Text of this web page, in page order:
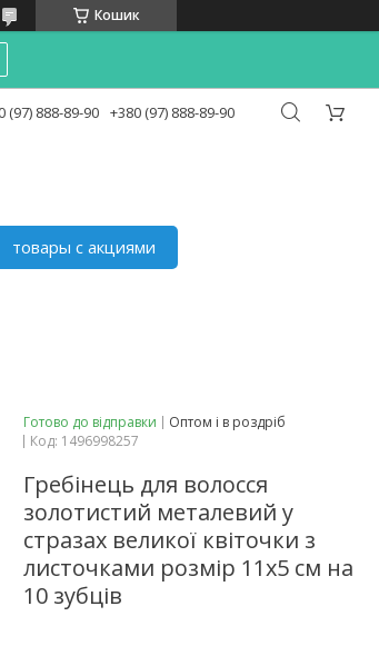
Кошик
(97) 888-89-90 +380 (97) 888-89-90
товары с акциями
Готово до відправки
Оптом і в роздріб
Код: 1496998257
Гребінець для волосся
золотистий металевий у
стразах великої квіточки з
листочками розмір 11х5 см на
10 зубців